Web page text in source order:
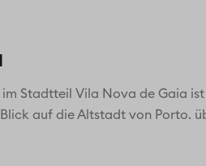
im Stadtteil Vila Nova de Gaia
auf die Altstadt von Porto.